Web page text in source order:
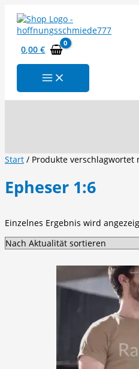
Inhalt
springen
0,00€
Start / Produkte verschlagwortet
Epheser 1:6
Einzelnes Ergebnis wird